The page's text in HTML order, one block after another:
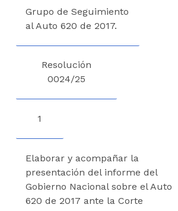
Grupo de Seguimiento
al Auto 620 de 2017.
Resolución
0024/25
1
Elaborar y acompañar la
presentación del informe del
Gobierno Nacional sobre el Auto
620 de 2017 ante la Corte